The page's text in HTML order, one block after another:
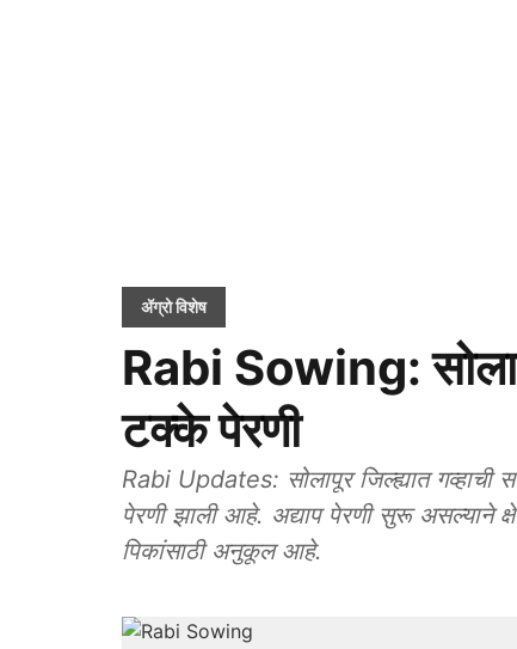
ॲग्रो विशेष
Rabi Sowing:
टक्के पेरणी
Rabi Updates: सोलापूर जिल्ह्यात गव्हाची
पेरणी झाली आहे. अद्याप पेरणी सुरू असल्याने
पिकांसाठी अनुकूल आहे.